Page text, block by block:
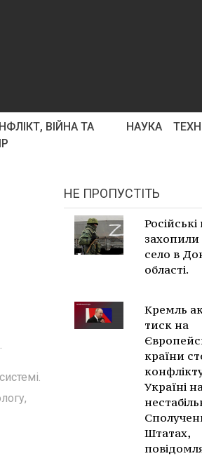
ВІЙНА ТА
НАУКА
НЕ ПРОПУСТІТЬ
Російські
село в
області.
Кремль
тиск на
країни
Україні
Штатах,